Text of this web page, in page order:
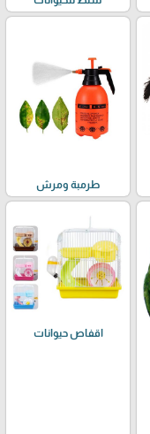
طرمبة ومرش
اقفاص حيوانات